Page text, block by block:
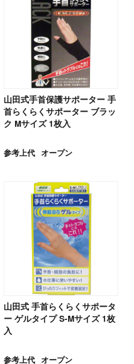
山田式手首保護サポーター 手
首らくらくサポーター ブラッ
ク Mサイズ 1枚入
参考上代 オープン
山田式 手首らくらくサポータ
ー ゲルタイプ S-Mサイズ 1枚
入
参考上代 オープン